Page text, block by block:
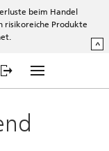
beim Handel
risikoreiche Produkte
^